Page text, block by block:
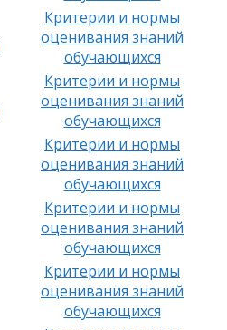
Критерии и нормы
оценивания знаний
обучающихся
Критерии и нормы
оценивания знаний
обучающихся
Критерии и нормы
оценивания знаний
обучающихся
Критерии и нормы
оценивания знаний
обучающихся
Критерии и нормы
оценивания знаний
обучающихся